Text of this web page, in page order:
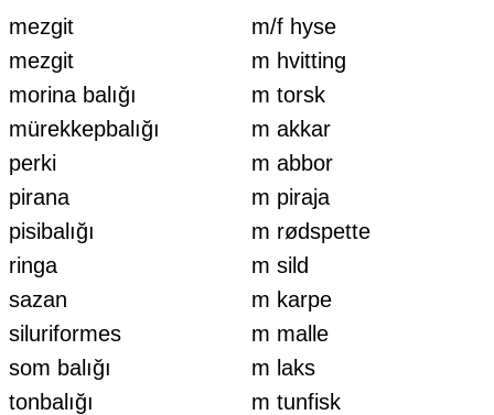
mezgit
m/f hyse
mezgit
m hvitting
morina balığı
m torsk
mürekkepbalığı
m akkar
perki
m abbor
pirana
m piraja
pisibalığı
m rødspette
ringa
m sild
sazan
m karpe
siluriformes
m malle
som balığı
m laks
tonbalığı
m tunfisk